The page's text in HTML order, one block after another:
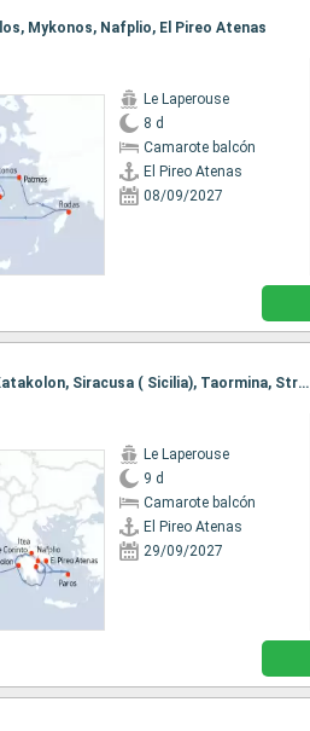
Mykonos, Nafplio, El Pireo Atenas
Le Laperouse
8 d
Camarote balcón
El Pireo Atenas
08/09/2027
Itinerario : El Pireo Atenas, Paros, Nafplio, Canal de Corinto, Itea, Katakolon, Siracusa ( Sicilia), Taormina, Stromboli, Salerno, Civitavecchia - Roma
Le Laperouse
9 d
Camarote balcón
El Pireo Atenas
29/09/2027